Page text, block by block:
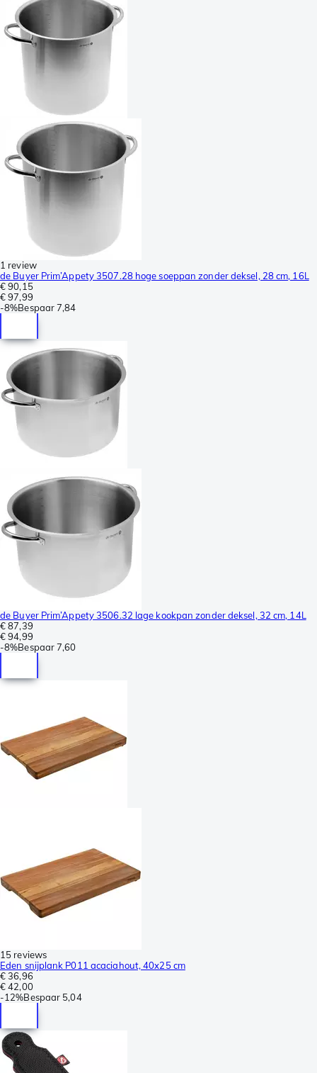
1 review
de Buyer Prim’Appety 3507.28 hoge soeppan zonder deksel, 28 cm, 16L
€ 90,15
€ 97,99
-8%Bespaar7,84
de Buyer Prim’Appety 3506.32 lage kookpan zonder deksel, 32 cm, 14L
€ 87,39
€ 94,99
-8%Bespaar7,60
15 reviews
Eden snijplank P011 acaciahout, 40x25 cm
€ 36,96
€ 42,00
-12%Bespaar 5,04